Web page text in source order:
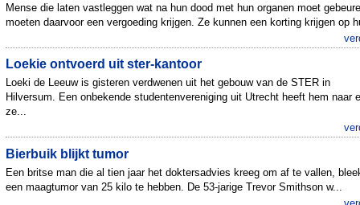
Mense die laten vastleggen wat na hun dood met hun organen moet
moeten daarvoor een vergoeding krijgen. Ze kunnen een korting krijgen op
Loekie ontvoerd uit ster-kantoor
Loeki de Leeuw is gisteren verdwenen uit het gebouw van de STER in
Hilversum. Een onbekende studentenvereniging uit Utrecht heeft hem naar
ze...
Bierbuik blijkt tumor
Een britse man die al tien jaar het doktersadvies kreeg om af te vallen,
een maagtumor van 25 kilo te hebben. De 53-jarige Trevor Smithson w...